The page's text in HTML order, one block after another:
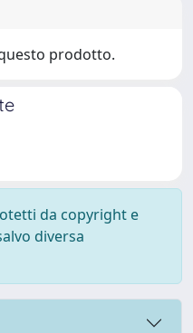
prodotto.
da copyright e
diversa